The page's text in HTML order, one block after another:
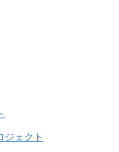
ジェクト